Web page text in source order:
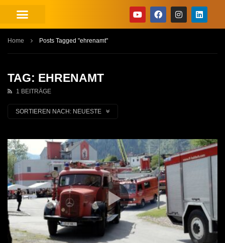
Home Posts Tagged "ehrenamt"
TAG: EHRENAMT
1 BEITRÄGE
SORTIEREN NACH: NEUESTE